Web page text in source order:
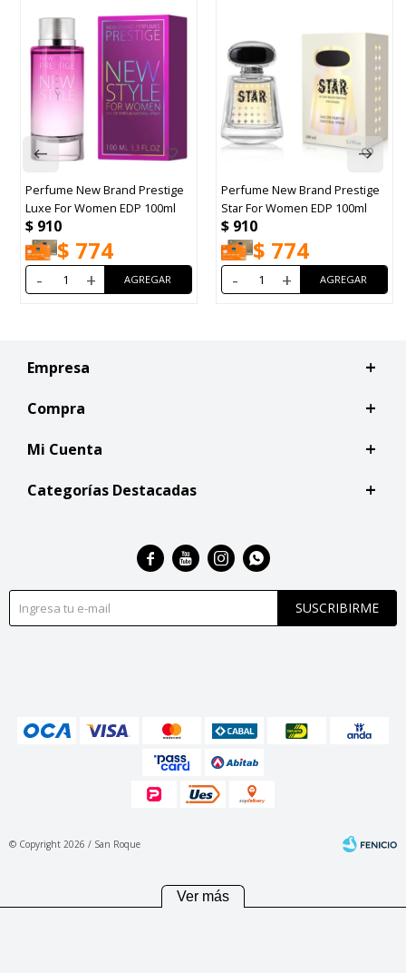
Perfume New Brand Prestige
Luxe For Women EDP 100ml
910
$774
+
Perfume New Brand Prestige
Star For Women EDP 100ml
910
$774
+
Empresa
Compra
Mi Cuenta
Categorías Destacadas
SUSCRIBIRME
   
© Copyright 2026 / San Roque
Ver más